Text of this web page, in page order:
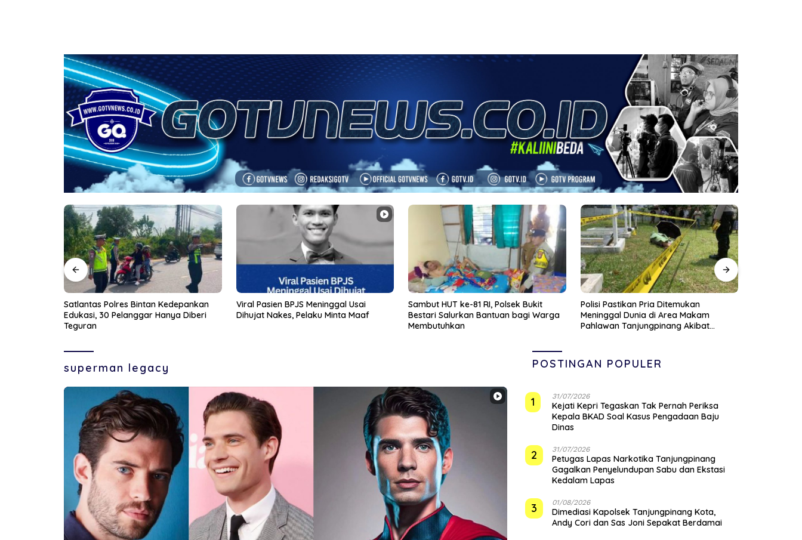
Viral Pasien BPJS Meninggal Usai
Dihujat Nakes, Pelaku Minta Maaf
Sambut HUT ke-81 RI, Polsek Bukit
Bestari Salurkan Bantuan bagi Warga
Polisi Pastikan Pria Ditemukan
Meninggal Dunia di Area Makam
Pahlawan Tanjungpinang Akibat
Pegulat Profesional Brock Lesnar
Resmi Pensiun
superman legacy POSTINGAN POPULER
1 31/07/2026
Kejati Kepri Tegaskan Tak Pernah Periksa
Kepala BKAD Soal Kasus Pengadaan Baju
Dinas
2 31/07/2026
Petugas Lapas Narkotika Tanjungpinang
Gagalkan Penyelundupan Sabu dan Ekstasi
Kedalam Lapas
3 01/08/2026
Dimediasi Kapolsek Tanjungpinang Kota,
Andy Cori dan Sas Joni Sepakat Berdamai